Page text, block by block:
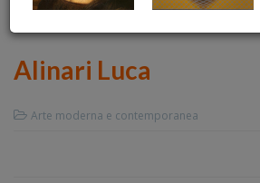
Alinari Luca
Arte moderna e contemporanea